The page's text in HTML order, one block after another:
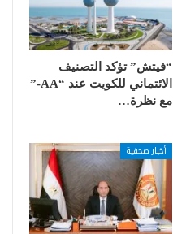
“فيتش” تؤكد التصنيف
الائتماني للكويت عند “AA-”
مع نظرة…
أخبار صحفية